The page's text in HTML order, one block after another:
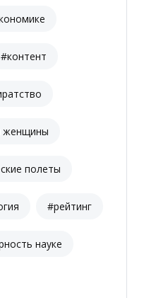
#контент
женщины
полеты
#рейтинг
науке